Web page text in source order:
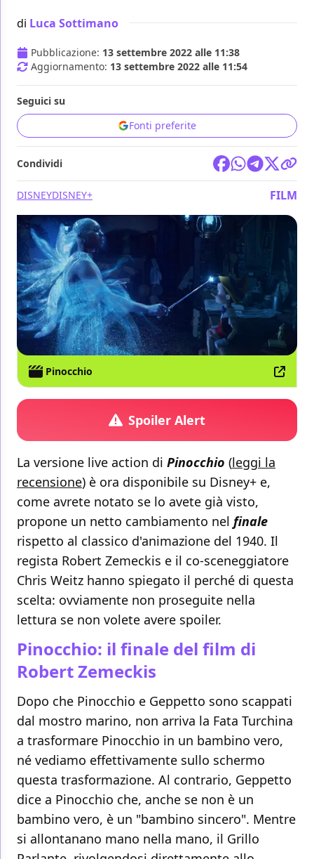
di Luca Sottimano
Pubblicazione: 13 settembre 2022 alle 11:38
Aggiornamento: 13 settembre 2022 alle 11:54
Seguici su
Fonti preferite
Condividi
DISNEYDISNEY+ FILM
Pinocchio
Spoiler Alert
La versione live action di Pinocchio (leggi la
recensione) è ora disponibile su Disney+ e,
come avrete notato se lo avete già visto,
propone un netto cambiamento nel finale
rispetto al classico d'animazione del 1940. Il
regista Robert Zemeckis e il co-sceneggiatore
Chris Weitz hanno spiegato il perché di questa
scelta: ovviamente non proseguite nella
lettura se non volete avere spoiler.
Pinocchio: il finale del film di
Robert Zemeckis
Dopo che Pinocchio e Geppetto sono scappati
dal mostro marino, non arriva la Fata Turchina
a trasformare Pinocchio in un bambino vero,
né vediamo effettivamente sullo schermo
questa trasformazione. Al contrario, Geppetto
dice a Pinocchio che, anche se non è un
bambino vero, è un "bambino sincero". Mentre
si allontanano mano nella mano, il Grillo